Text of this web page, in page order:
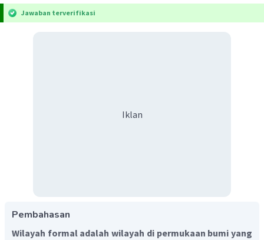
Jawaban terverifikasi
Iklan
Pembahasan
Wilayah formal adalah wilayah di permukaan bumi yang